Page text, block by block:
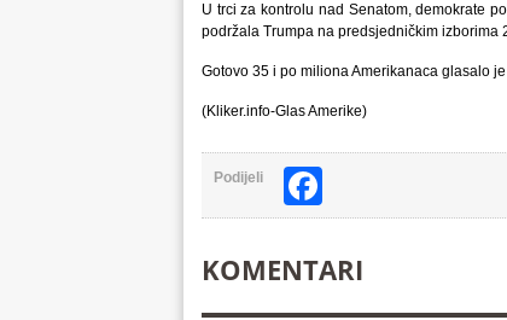
U trci za kontrolu nad Senatom, demokrate
podržala Trumpa na predsjedničkim izborima
​Gotovo 35 i po miliona Amerikanaca glasalo
(Kliker.info-Glas Amerike)
Podijeli
KOMENTARI